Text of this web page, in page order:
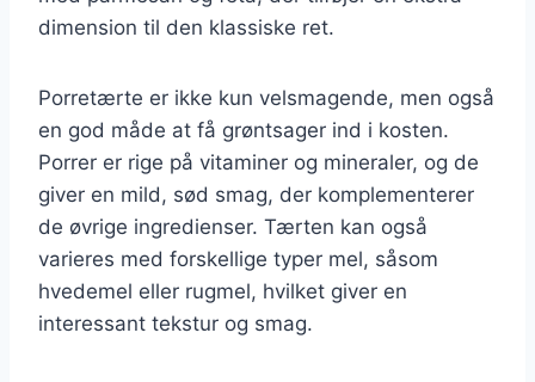
dimension til den klassiske ret.
Porretærte er ikke kun velsmagende, men også
en god måde at få grøntsager ind i kosten.
Porrer er rige på vitaminer og mineraler, og de
giver en mild, sød smag, der komplementerer
de øvrige ingredienser. Tærten kan også
varieres med forskellige typer mel, såsom
hvedemel eller rugmel, hvilket giver en
interessant tekstur og smag.